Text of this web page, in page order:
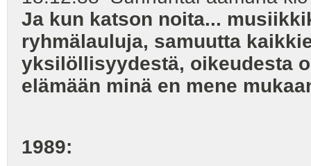
Ja kun katson noita...
ryhmälauluja, samuutta
yksilöllisyydestä, oikeudesta
elämään minä en mene
1989: